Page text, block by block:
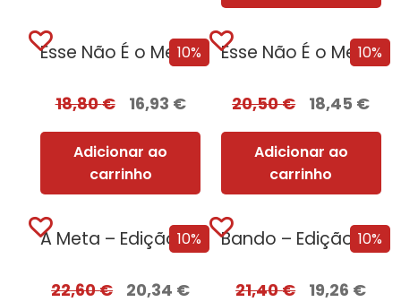
10%
Esse Não É o Meu Nome
18,80€ 16,93 €
Adicionar ao
carrinho
10%
Esse Não É o Meu Nome – Edição com EDGES
20,50€ 18,45 €
Adicionar ao
carrinho
10%
A Meta – Edição com EDGES
22,60€ 20,34 €
10%
Bando – Edição com EDGES
21,40€ 19,26 €